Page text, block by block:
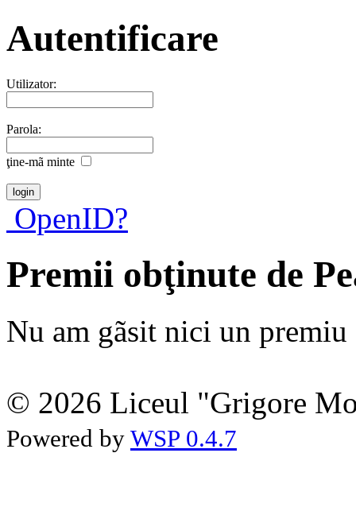
Autentificare
Utilizator:
Parola:
ţine-mã minte
OpenID?
Premii obţinute de
Nu am gãsit nici un premiu
© 2026 Liceul "Grigore
Powered by WSP 0.4.7